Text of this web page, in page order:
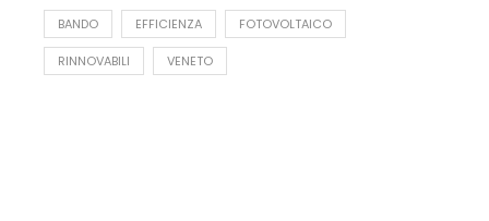
BANDO EFFICIENZA FOTOVOLTAICO
RINNOVABILI VENETO